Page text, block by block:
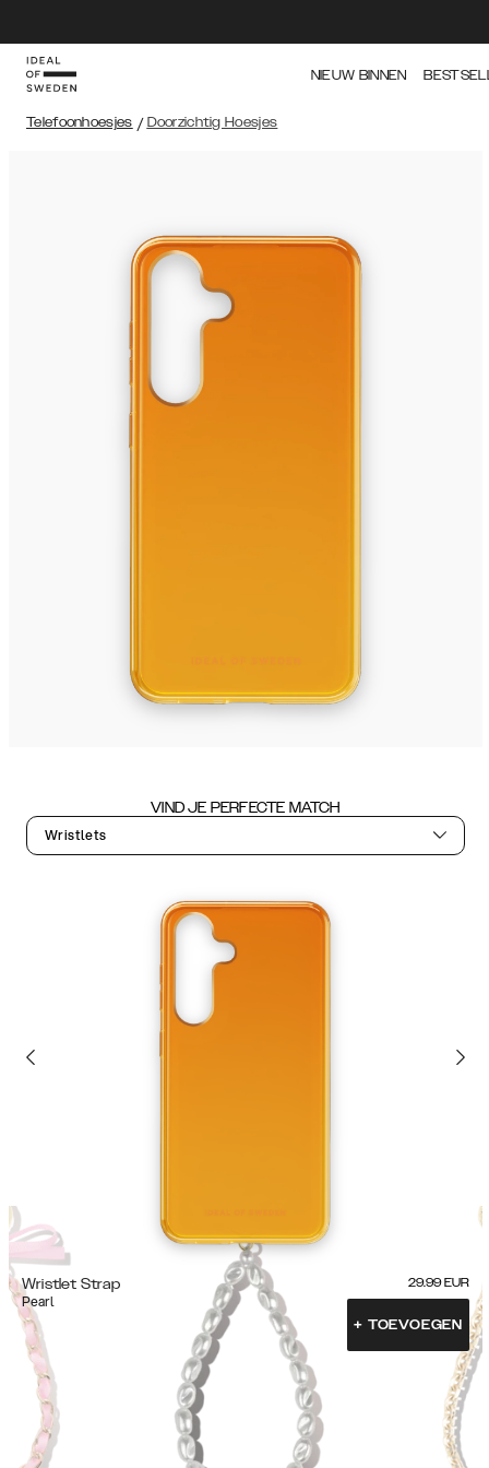
NIEUW BINNEN
Telefoonhoesjes / Doorzichtig Hoesjes
VIND JE PERFECTE MATCH
Wristlets
Wristlet Strap
Pearl
29.99 EUR
+ TOEVOEGEN